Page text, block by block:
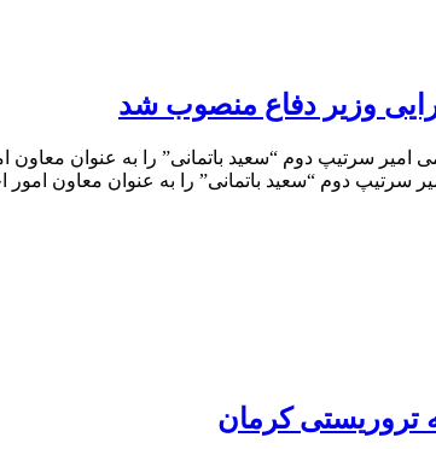
وزیر دفاع منصوب شد
امیر سرتیپ دوم “سعید باتمانی” را به عنوان
دوم “سعید باتمانی” را به عنوان معاون امور
تروریستی کرمان